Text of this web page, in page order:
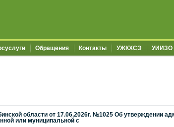
Обращения Контакты УЖКХСЭ УИИЗО
области от 17.06.2026г. №1025 Об утверждении
или муниципальной с